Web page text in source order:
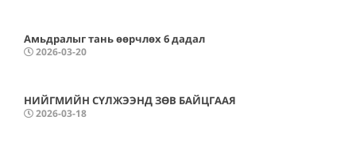
Амьдралыг тань өөрчлөх 6 дадал
2026-03-20
НИЙГМИЙН СҮЛЖЭЭНД ЗӨВ БАЙЦГААЯ
2026-03-18